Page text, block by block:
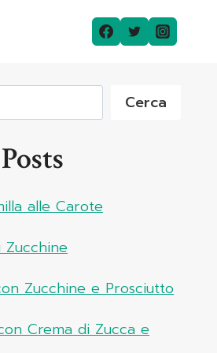
Cerca
alle Carote
Zucchine
Zucchine e Prosciutto
Crema di Zucca e